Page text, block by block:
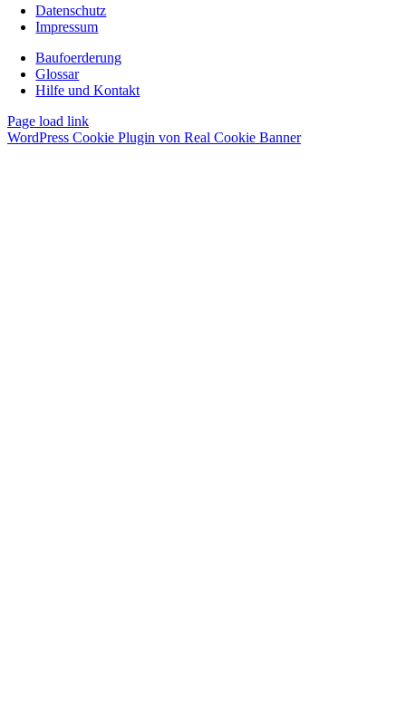
Datenschutz
Impressum
Baufoerderung
Glossar
Hilfe und Kontakt
Page load link
WordPress Cookie Plugin von Real Cookie Banner